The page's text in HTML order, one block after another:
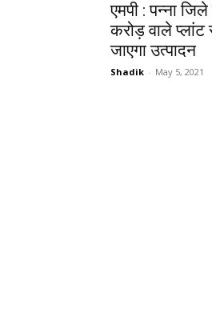
एमपी : पन्ना
करोड़ वाले
जाएगा उत्पादन
Shadik - May 5, 2021